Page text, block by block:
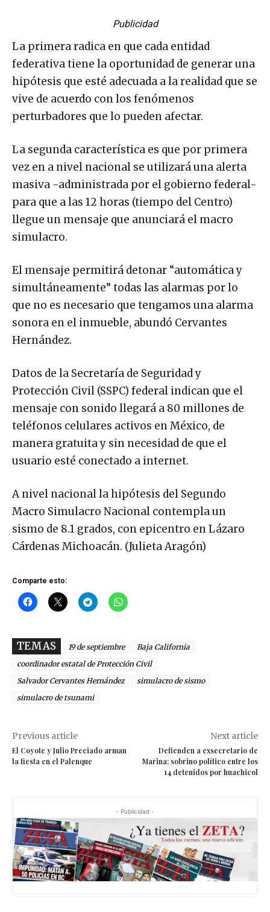
Publicidad
La primera radica en que cada entidad
federativa tiene la oportunidad de generar una
hipótesis que esté adecuada a la realidad que se
vive de acuerdo con los fenómenos
perturbadores que lo pueden afectar.
La segunda característica es que por primera
vez en a nivel nacional se utilizará una alerta
masiva -administrada por el gobierno federal-
para que a las 12 horas (tiempo del Centro)
llegue un mensaje que anunciará el macro
simulacro.
El mensaje permitirá detonar “automática y
simultáneamente” todas las alarmas por lo
que no es necesario que tengamos una alarma
sonora en el inmueble, abundó Cervantes
Hernández.
Datos de la Secretaría de Seguridad y
Protección Civil (SSPC) federal indican que el
mensaje con sonido llegará a 80 millones de
teléfonos celulares activos en México, de
manera gratuita y sin necesidad de que el
usuario esté conectado a internet.
A nivel nacional la hipótesis del Segundo
Macro Simulacro Nacional contempla un
sismo de 8.1 grados, con epicentro en Lázaro
Cárdenas Michoacán. (Julieta Aragón)
Comparte esto:
TEMAS 19 de septiembre
Baja California
coordinador estatal de Protección Civil
Salvador Cervantes Hernández
simulacro de sismo
simulacro de tsunami
Previous article
El Coyote y Julio Preciado arman
la fiesta en el Palenque
Next article
Defienden a exsecretario de
Marina; sobrino político entre los
14 detenidos por huachicol
- Publicidad -